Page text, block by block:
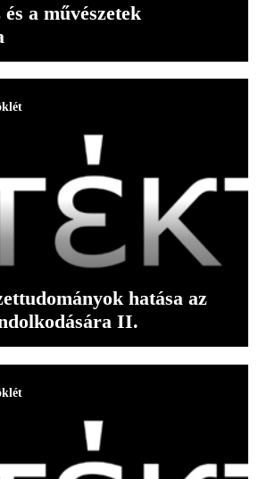
a művészetek
hatása az
II.